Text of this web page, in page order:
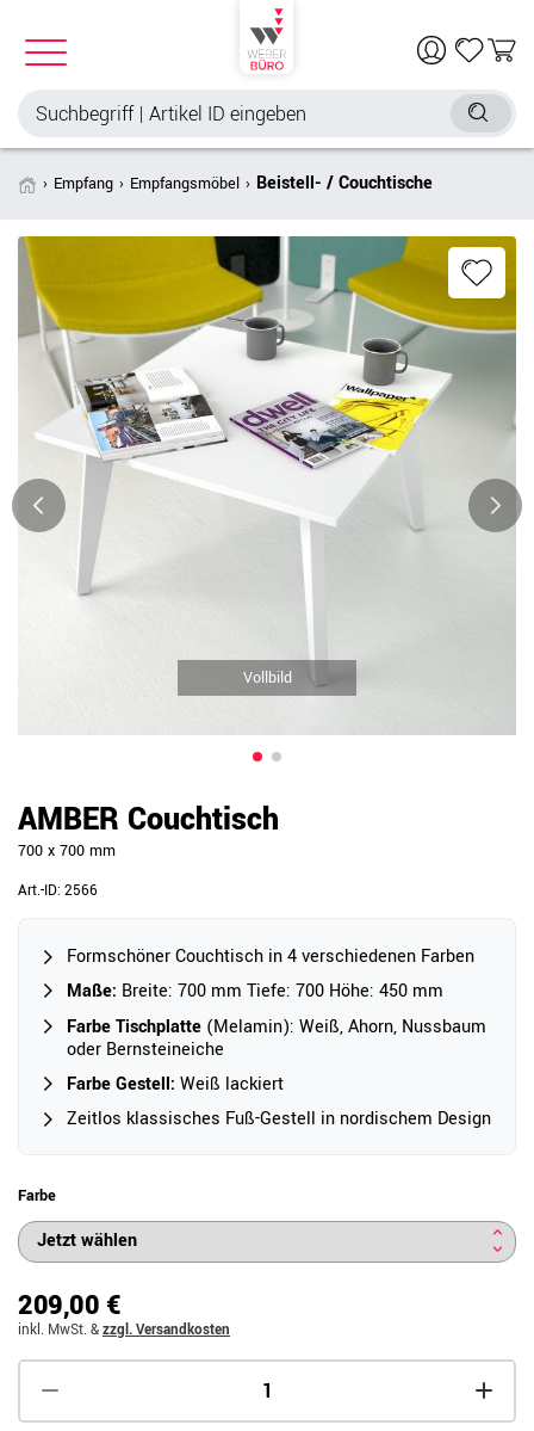
Empfang Empfangsmöbel Beistell- / Couchtische
Vollbild
AMBER Couchtisch
700 x 700 mm
Art.-ID: 2566
Formschöner Couchtisch in 4 verschiedenen Farben
Maße: Breite: 700 mm Tiefe: 700 Höhe: 450 mm
Farbe Tischplatte (Melamin): Weiß, Ahorn, Nussbaum
oder Bernsteineiche
Farbe Gestell: Weiß lackiert
Zeitlos klassisches Fuß-Gestell in nordischem Design
Farbe
209,00 €
inkl. MwSt. &zzgl. Versandkosten